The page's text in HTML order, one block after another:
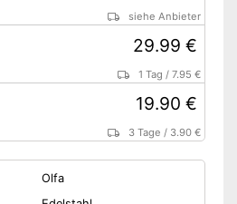
siehe Anbieter
29.99 €
1 Tag /7.95 €
19.90 €
3 Tage / 3.90 €
Olfa